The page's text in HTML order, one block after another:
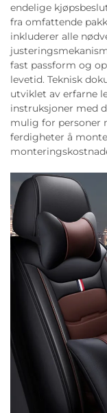
endelige
fra omfattende
inkluderer alle
fast passform og
levetid. Teknisk
utviklet av erfarne
instruksjoner med
mulig for personer
ferdigheter å